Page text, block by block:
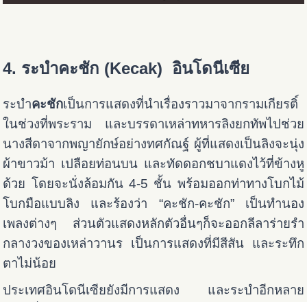
4. ระบำคะชัก (Kecak) อินโดนีเซีย
ระบำคะชักเป็นการแสดงที่นำเรื่องราวมาจากรามเกียรติ์
ในช่วงที่พระราม และบรรดาเหล่าทหารลิงยกทัพไปช่วย
นางสีดาจากพญายักษ์อย่างทศกัณฐ์ ผู้ที่แสดงเป็นลิงจะนุ่ง
ผ้าขาวม้า เปลือยท่อนบน และทัดดอกชบาแดงไว้ที่ข้างหู
ด้วย โดยจะนั่งล้อมกัน 4-5 ชั้น พร้อมออกท่าทางโบกไม้
โบกมือแบบลิง และร้องว่า “คะชัก-คะชัก” เป็นทำนอง
เพลงต่างๆ ส่วนตัวแสดงหลักตัวอื่นๆก็จะออกลีลาร่ายรำ
กลางวงของเหล่าวานร เป็นการแสดงที่มีสีสัน และระทึก
ตาไม่น้อย
ประเทศอินโดนีเซียยังมีการแสดง และระบำอีกหลาย